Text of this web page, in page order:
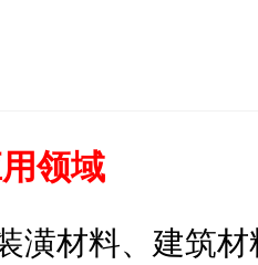
领域
潢材料、建筑